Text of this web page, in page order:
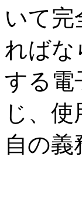
いて
ればな
する電
じ、
自の